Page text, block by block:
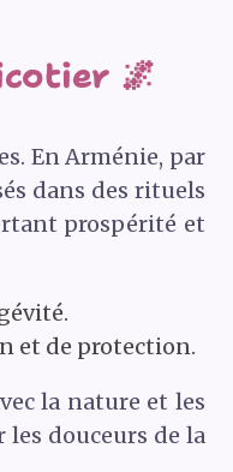
🌌
En Arménie, par
dans des rituels
prospérité et
et de protection.
la nature et les
douceurs de la